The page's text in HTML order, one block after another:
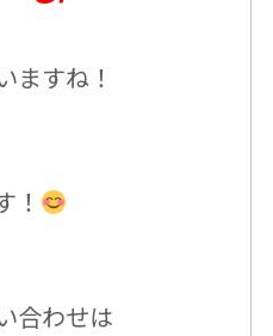
ますね！
！
合わせは